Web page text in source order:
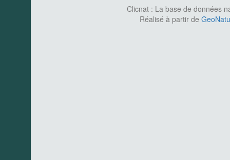
Clicnat : La base de données
Réalisé à partir de